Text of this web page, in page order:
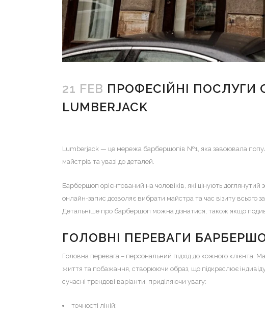
21 FEB ПРОФЕСІЙНІ ПОСЛУГИ
LUMBERJACK
Lumberjack — це мережа барбершопів №1, яка завоювала
майстрів та увазі до деталей.
Барбершоп орієнтований на чоловіків, які цінують
онлайн-запис дозволяє вибрати майстра та час візиту
Детальніше про барбершоп можна дізнатися, також якщо
ГОЛОВНІ ПЕРЕВАГИ
Головна перевага – персональний підхід до кожного
життя та побажання, створюючи образ, що підкреслює
сучасні трендові варіанти, приділяючи увагу:
точності ліній;